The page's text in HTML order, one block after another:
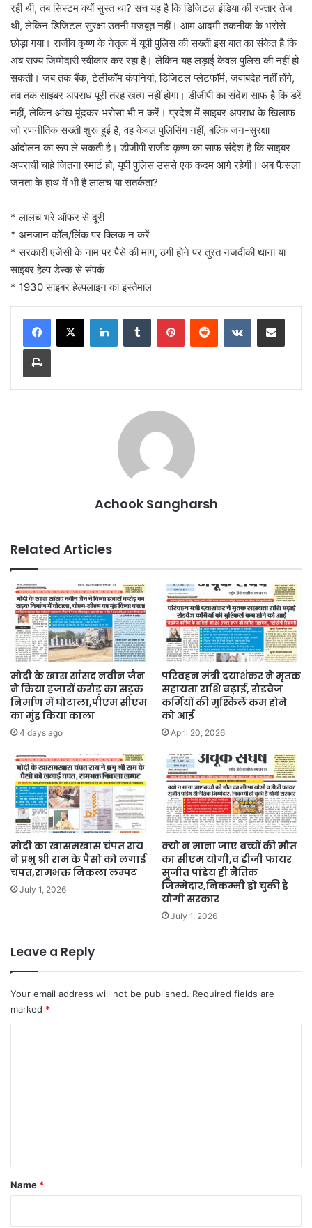
रही थी, तब सिस्टम क्यों सुस्त था? सच यह है कि डिजिटल इंडिया की रफ्तार तेज
थी, लेकिन डिजिटल सुरक्षा उतनी मजबूत नहीं। आम आदमी तकनीक के भरोसे
छोड़ा गया। राजीव कृष्ण के नेतृत्व में यूपी पुलिस की सख्ती इस बात का संकेत है कि
अब राज्य जिम्मेदारी स्वीकार कर रहा है। लेकिन यह लड़ाई केवल पुलिस की नहीं हो
सकती। जब तक बैंक, टेलीकॉम कंपनियां, डिजिटल प्लेटफॉर्म, जवाबदेह नहीं होंगे,
तब तक साइबर अपराध पूरी तरह खत्म नहीं होगा। डीजीपी का संदेश साफ है कि डरें
नहीं, लेकिन आंख मूंदकर भरोसा भी न करें। प्रदेश में साइबर अपराध के खिलाफ
जो रणनीतिक सख्ती शुरू हुई है, वह केवल पुलिसिंग नहीं, बल्कि जन-सुरक्षा
आंदोलन का रूप ले सकती है। डीजीपी राजीव कृष्ण का साफ संदेश है कि साइबर
अपराधी चाहे जितना स्मार्ट हो, यूपी पुलिस उससे एक कदम आगे रहेगी। अब फैसला
जनता के हाथ में भी है लालच या सतर्कता?
* लालच भरे ऑफर से दूरी
* अनजान कॉल/लिंक पर क्लिक न करें
* सरकारी एजेंसी के नाम पर पैसे की मांग, ठगी होने पर तुरंत नजदीकी थाना या
साइबर हेल्प डेस्क से संपर्क
* 1930 साइबर हेल्पलाइन का इस्तेमाल
LinkedInTumblr PinterestReddit VKontakteShare via Email
Print
Achook Sangharsh
Related Articles
मोदी के खास सांसद नवीन जैन
ने किया हजारों करोड़ का सड़क
निर्माण में घोटाला,पीएम सीएम
का मुंह किया काला
4 days ago
परिवहन मंत्री दयाशंकर ने मृतक
सहायता राशि बढ़ाई, रोडवेज
कर्मियों की मुश्किलें कम होने
को आई
April 20, 2026
मोदी का खासमखास चंपत राय
ने प्रभु श्री राम के पैसो को लगाई
चपत,रामभक्त निकला लम्पट
July 1, 2026
क्यो न माना जाए बच्चों की मौत
का सीएम योगी,व डीजी फायर
सुजीत पांडेय ही नैतिक
जिम्मेदार,निकम्मी हो चुकी है
योगी सरकार
July 1, 2026
Leave a Reply
Your email address will not be published. Required fields are
marked *
*
Name *